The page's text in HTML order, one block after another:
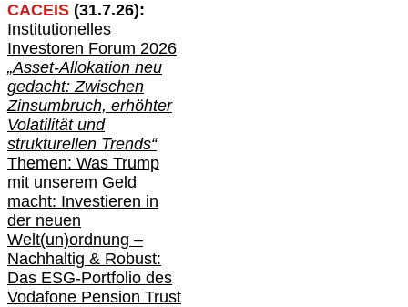
CACEIS (31.7.26):
Institutionelles
Investoren Forum 2026
„Asset-Allokation neu
gedacht: Zwischen
Zinsumbruch, erhöhter
Volatilität und
strukturellen Trends“
Themen: Was Trump
mit unserem Geld
macht: Investieren in
der neuen
Welt(un)ordnung –
Nachhaltig & Robust:
Das ESG-Portfolio des
Vodafone Pension Trust